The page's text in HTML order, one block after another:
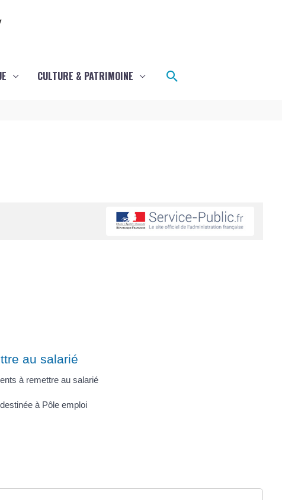
CULTURE & PATRIMOINE Rechercher
au salarié
à remettre au salarié
à Pôle emploi